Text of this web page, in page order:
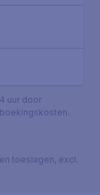
uur door
toeslagen, excl.